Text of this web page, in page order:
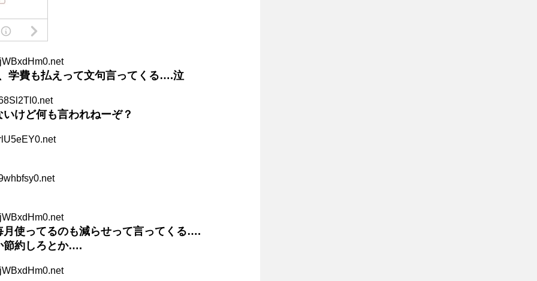
学費も払えって文句言ってくる….泣
けど何も言われねーぞ？
使ってるのも減らせって言ってくる….
節約しろとか….